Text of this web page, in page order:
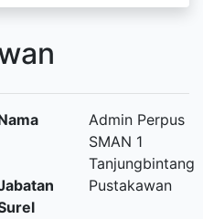
Admin Perpus
SMAN 1
Tanjungbintang
Pustakawan